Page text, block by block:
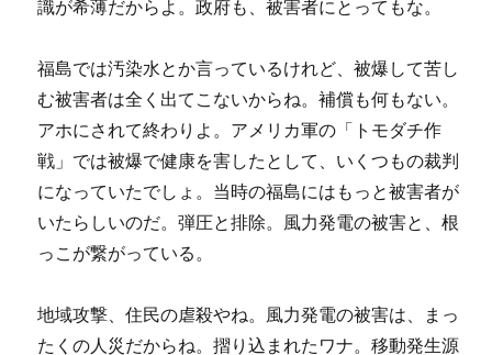
識が希薄だからよ。政府も、被害者にとってもな。
福島では汚染水とか言っているけれど、被爆して苦し
む被害者は全く出てこないからね。補償も何もない。
アホにされて終わりよ。アメリカ軍の「トモダチ作
戦」では被爆で健康を害したとして、いくつもの裁判
になっていたでしょ。当時の福島にはもっと被害者が
いたらしいのだ。弾圧と排除。風力発電の被害と、根
っこが繋がっている。
地域攻撃、住民の虐殺やね。風力発電の被害は、まっ
たくの人災だからね。摺り込まれたワナ。移動発生源